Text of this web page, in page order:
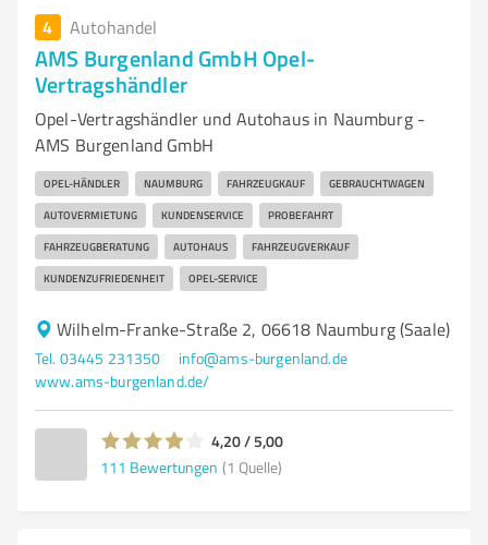
4 Autohandel
AMS Burgenland GmbH Opel-
Vertragshändler
Opel-Vertragshändler und Autohaus in Naumburg -
AMS Burgenland GmbH
OPEL-HÄNDLER NAUMBURG FAHRZEUGKAUF GEBRAUCHTWAGEN
AUTOVERMIETUNG KUNDENSERVICE PROBEFAHRT
FAHRZEUGBERATUNG AUTOHAUS FAHRZEUGVERKAUF
KUNDENZUFRIEDENHEIT OPEL-SERVICE
Wilhelm-Franke-Straße 2, 06618 Naumburg (Saale)
Tel. 03445 231350
info@ams-burgenland.de
www.ams-burgenland.de/
4,20 / 5,00
111 Bewertungen (1 Quelle)